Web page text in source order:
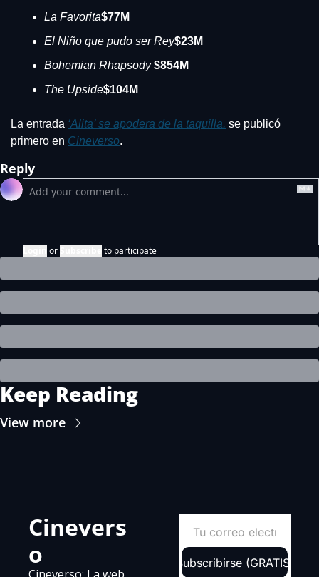
La Favorita$77M
El Niño que pudo ser Rey$23M
Bohemian Rhapsody $854M
The Upside$104M
La entrada ‘Alita’ se apodera de la taquilla. se publicó
primero en Cineverso.
Reply
or to participate
Keep Reading
View more
Cinevers
o
Subscribirse (GRATIS)